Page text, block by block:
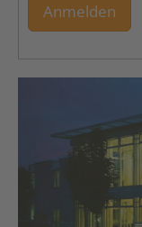
Anmelden